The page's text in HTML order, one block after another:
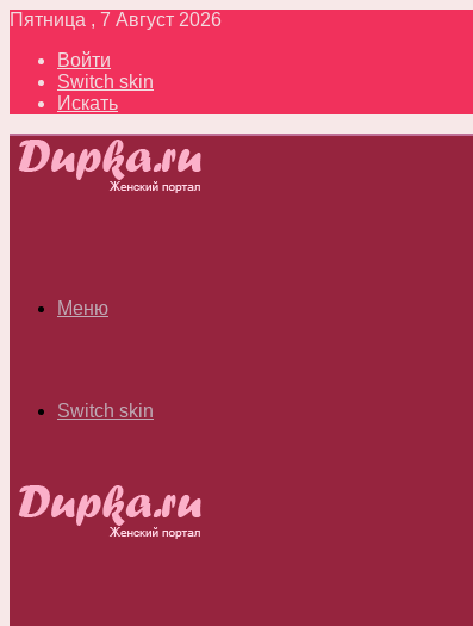
Пятница , 7 Август 2026
Войти
Switch skin
Искать
Меню
Switch skin